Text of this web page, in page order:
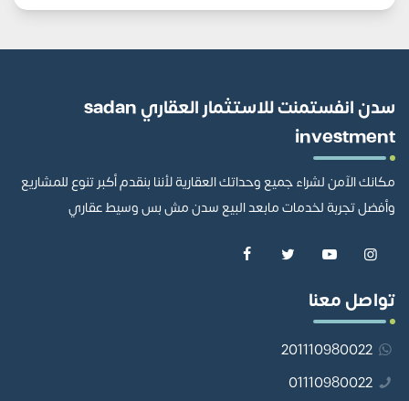
سدن انفستمنت للاستثمار العقاري sadan
investment
مكانك الآمن لشراء جميع وحداتك العقارية لأننا بنقدم أكبر تنوع للمشاريع
وأفضل تجربة لخدمات مابعد البيع سدن مش بس وسيط عقاري
تواصل معنا
201110980022
01110980022